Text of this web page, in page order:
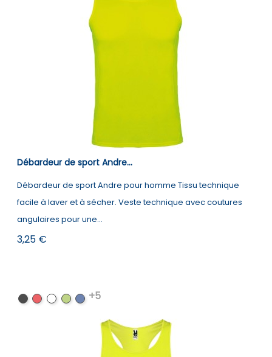
Débardeur de sport Andre...
Débardeur de sport Andre pour homme Tissu technique
facile à laver et à sécher. Veste technique avec coutures
angulaires pour une...
Prix
3,25 €
NoirRouge
BlancCitronBleu+5